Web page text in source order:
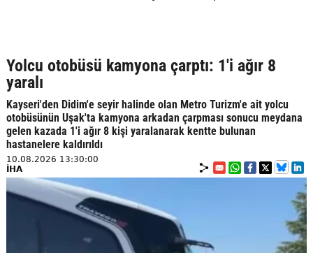
Yolcu otobüsü kamyona çarptı: 1'i ağır 8
yaralı
Kayseri'den Didim'e seyir halinde olan Metro Turizm'e ait yolcu
otobüsünün Uşak'ta kamyona arkadan çarpması sonucu meydana
gelen kazada 1'i ağır 8 kişi yaralanarak kentte bulunan
hastanelere kaldırıldı
10.08.2026 13:30:00
İHA